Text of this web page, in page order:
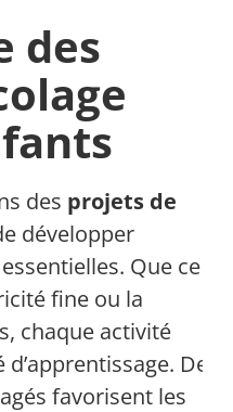
des
des projets de
développer
Que ce
fine ou la
chaque activité
De
favorisent les